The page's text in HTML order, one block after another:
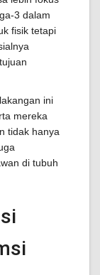
3 dalam
fisik tetapi
ini
mereka
tidak hanya
di tubuh